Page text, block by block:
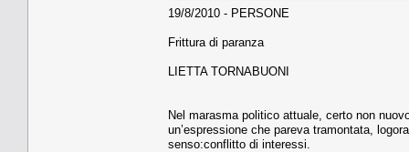
19/8/2010 - PERSONE
Frittura di paranza
LIETTA TORNABUONI
Nel marasma politico attuale, certo non
un’espressione che pareva tramontata,
senso:conflitto di interessi.